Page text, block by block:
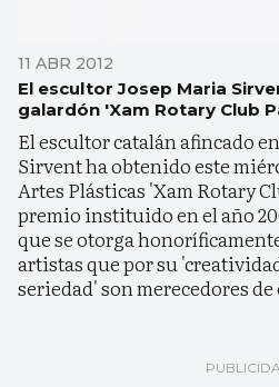
11 ABR 2012
El escultor Josep Maria
galardón 'Xam Rotary Club
El escultor catalán afincado
Sirvent ha obtenido este
Artes Plásticas 'Xam Rotary
premio instituido en el año
que se otorga
artistas que por su
seriedad' son merecedores